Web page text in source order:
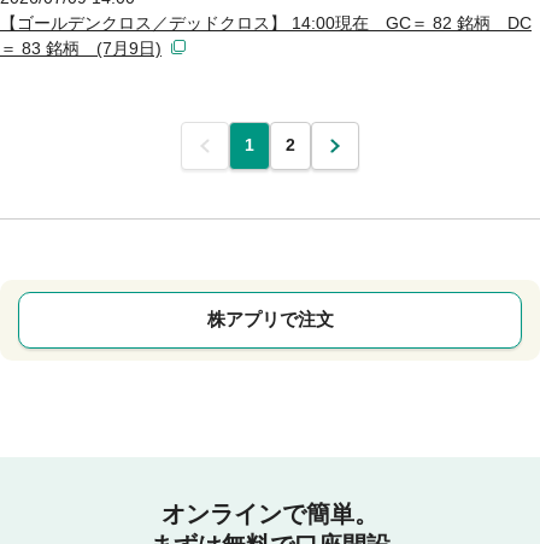
【ゴールデンクロス／デッドクロス】 14:00現在 GC＝ 82 銘柄 DC
＝ 83 銘柄 (7月9日)
前 1 2 次
株アプリで注文
オンラインで簡単。